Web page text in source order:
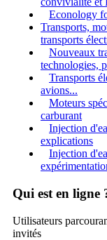
Econology
Transports,
transports
Nouveaux
technologies,
Transports
avions...
Moteurs
carburant
Injection
explications
Injection
Qui est en ligne
Utilisateurs
invités